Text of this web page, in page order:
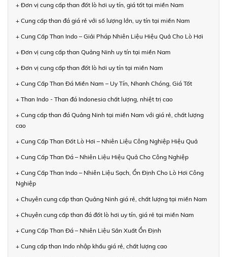
+ Đơn vị cung cấp than đốt lò hơi uy tín, giá tốt tại miền Nam
+ Cung cấp than đá giá rẻ với số lượng lớn, uy tín tại miền Nam
+ Cung Cấp Than Indo – Giải Pháp Nhiên Liệu Hiệu Quả Cho Lò Hơi
+ Đơn vị cung cấp than Quảng Ninh uy tín tại miền Nam
+ Đơn vị cung cấp than đốt lò hơi uy tín tại miền Nam
+ Cung Cấp Than Đá Miền Nam – Uy Tín, Nhanh Chóng, Giá Tốt
+ Than Indo - Than đá Indonesia chất lượng, nhiệt trị cao
+ Cung cấp than đá Quảng Ninh tại miền Nam với giá rẻ, chất lượng
cao
+ Cung Cấp Than Đốt Lò Hơi – Nhiên Liệu Công Nghiệp Hiệu Quả
+ Cung Cấp Than Đá – Nhiên Liệu Hiệu Quả Cho Công Nghiệp
+ Cung Cấp Than Indo – Nhiên Liệu Sạch, Ổn Định Cho Lò Hơi Công
Nghiệp
+ Chuyên cung cấp than Quảng Ninh giá rẻ, chất lượng tại miền Nam
+ Chuyên cung cấp than đá đốt lò hơi uy tín, giá rẻ tại miền Nam
+ Cung Cấp Than Đá – Nhiên Liệu Sản Xuất Ổn Định
+ Cung cấp than Indo nhập khẩu giá rẻ, chất lượng cao